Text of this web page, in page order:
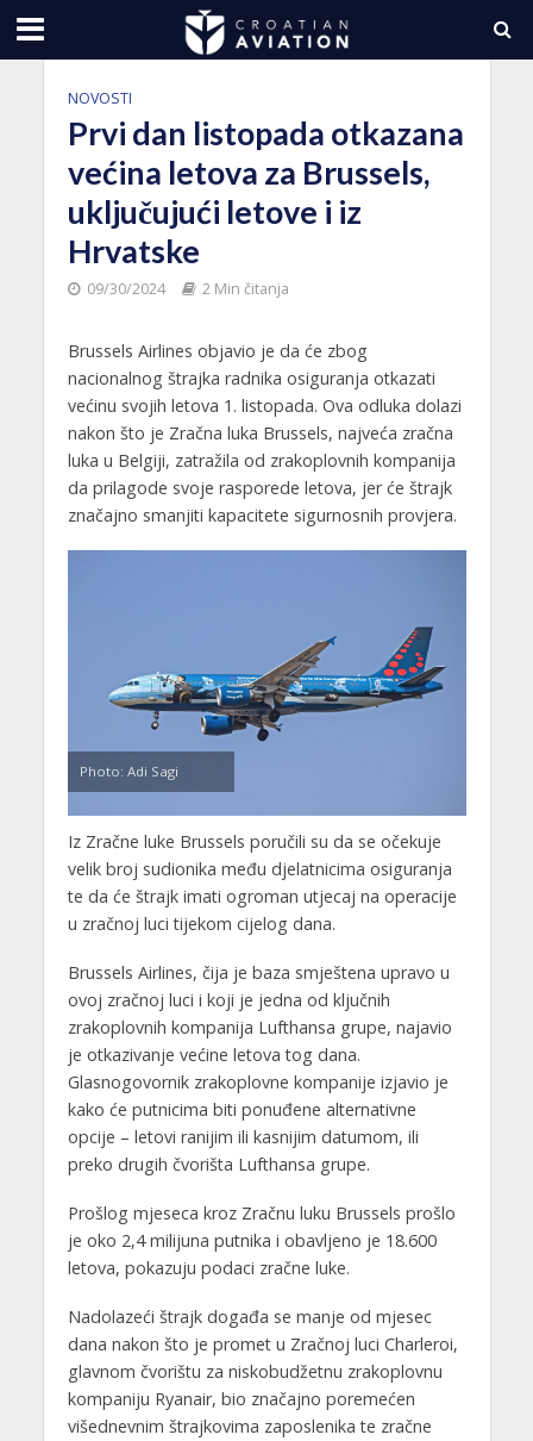
NOVOSTI
Prvi dan listopada otkazana
većina letova za Brussels,
uključujući letove i iz
Hrvatske
09/30/2024 2 Min čitanja
Brussels Airlines objavio je da će zbog
nacionalnog štrajka radnika osiguranja otkazati
većinu svojih letova 1. listopada. Ova odluka dolazi
nakon što je Zračna luka Brussels, najveća zračna
luka u Belgiji, zatražila od zrakoplovnih kompanija
da prilagode svoje rasporede letova, jer će štrajk
značajno smanjiti kapacitete sigurnosnih provjera.
Photo: Adi Sagi
Iz Zračne luke Brussels poručili su da se očekuje
velik broj sudionika među djelatnicima osiguranja
te da će štrajk imati ogroman utjecaj na operacije
u zračnoj luci tijekom cijelog dana.
Brussels Airlines, čija je baza smještena upravo u
ovoj zračnoj luci i koji je jedna od ključnih
zrakoplovnih kompanija Lufthansa grupe, najavio
je otkazivanje većine letova tog dana.
Glasnogovornik zrakoplovne kompanije izjavio je
kako će putnicima biti ponuđene alternativne
opcije – letovi ranijim ili kasnijim datumom, ili
preko drugih čvorišta Lufthansa grupe.
Prošlog mjeseca kroz Zračnu luku Brussels prošlo
je oko 2,4 milijuna putnika i obavljeno je 18.600
letova, pokazuju podaci zračne luke.
Nadolazeći štrajk događa se manje od mjesec
dana nakon što je promet u Zračnoj luci Charleroi,
glavnom čvorištu za niskobudžetnu zrakoplovnu
kompaniju Ryanair, bio značajno poremećen
višednevnim štrajkovima zaposlenika te zračne